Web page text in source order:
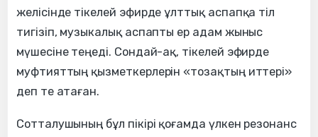
желісінде тікелей эфирде ұлттық аспапқа тіл
тигізіп, музыкалық аспапты ер адам жыныс
мүшесіне теңеді. Сондай-ақ, тікелей эфирде
муфтияттың қызметкерлерін «тозақтың иттері»
деп те атаған.
Сотталушының бұл пікірі қоғамда үлкен резонанс